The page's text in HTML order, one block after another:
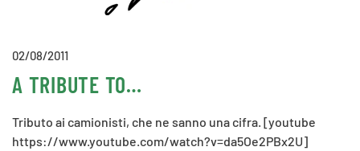
02/08/2011
A TRIBUTE TO…
Tributo ai camionisti, che ne sanno una cifra. [youtube
https://www.youtube.com/watch?v=da5Oe2PBx2U]